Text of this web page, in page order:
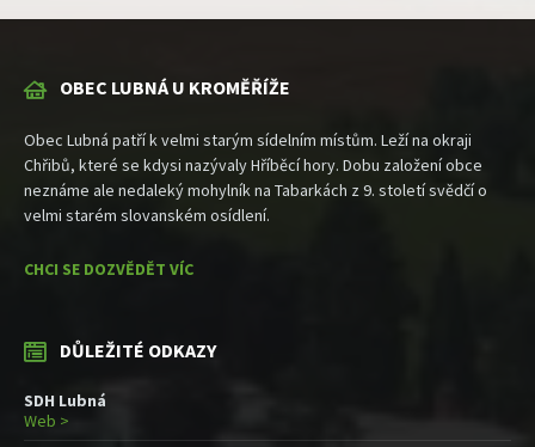
OBEC LUBNÁ U KROMĚŘÍŽE
Obec Lubná patří k velmi starým sídelním místům. Leží na okraji
Chřibů, které se kdysi nazývaly Hříběcí hory. Dobu založení obce
neznáme ale nedaleký mohylník na Tabarkách z 9. století svědčí o
velmi starém slovanském osídlení.
CHCI SE DOZVĚDĚT VÍC
DŮLEŽITÉ ODKAZY
SDH Lubná
Web >